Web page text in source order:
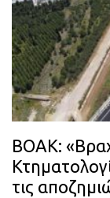
ΒΟΑΚ:
τις